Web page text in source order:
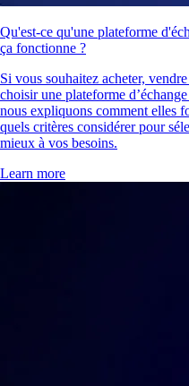
Qu'est-ce qu'une plateforme
ça fonctionne ?
Si vous souhaitez acheter,
choisir une plateforme
nous expliquons comment elles
quels critères considérer pour
mieux à vos besoins.
Learn more